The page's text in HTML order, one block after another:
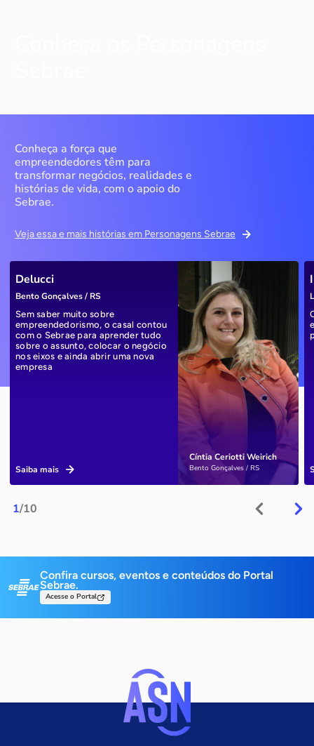
Conheça a força que
empreendedores têm para
transformar negócios, realidades e
histórias de vida, com o apoio do
Sebrae.
Veja essa e mais histórias em Personagens Sebrae
1/10
Cíntia Ceriotti Weirich
Bento Gonçalves / RS
Delucci
Bento Gonçalves / RS
Sem saber muito sobre
empreendedorismo, o casal contou
com o Sebrae para aprender tudo
sobre o assunto, colocar o negócio
nos eixos e ainda abrir uma nova
empresa
Saiba mais
Confira cursos, eventos e conteúdos do Portal
Sebrae.
Acesse o Portal